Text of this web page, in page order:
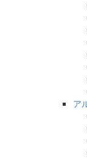
ア